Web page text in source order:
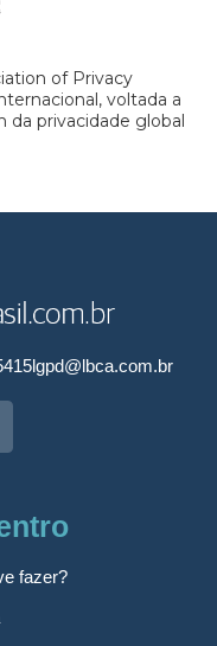
of Privacy
voltada a
da privacidade global
lgpd@lbca.com.br
fazer?